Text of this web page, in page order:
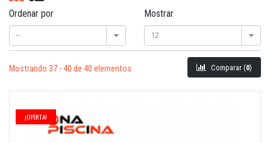
Ordenar por
--
Mostrar
12
Mostrando 37 - 40 de 40 elementos Comparar (0)
¡OFERTA!